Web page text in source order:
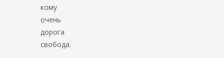
кому
очень
дорога
свобода.